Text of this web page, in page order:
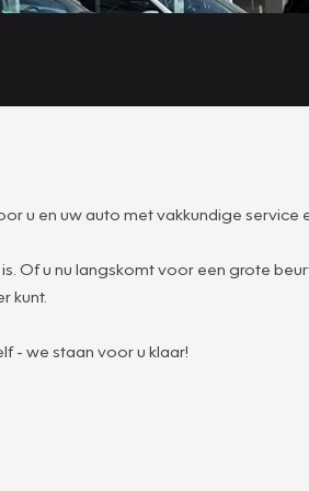
u en uw auto met vakkundige service
Of u nu langskomt voor een grote
kunt.
- we staan voor u klaar!